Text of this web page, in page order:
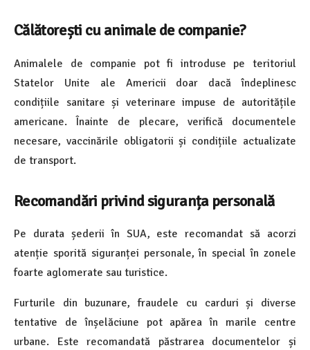
Călătorești cu animale de companie?
Animalele de companie pot fi introduse pe teritoriul
Statelor Unite ale Americii doar dacă îndeplinesc
condițiile sanitare și veterinare impuse de autoritățile
americane. Înainte de plecare, verifică documentele
necesare, vaccinările obligatorii și condițiile actualizate
de transport.
Recomandări privind siguranța personală
Pe durata șederii în SUA, este recomandat să acorzi
atenție sporită siguranței personale, în special în zonele
foarte aglomerate sau turistice.
Furturile din buzunare, fraudele cu carduri și diverse
tentative de înșelăciune pot apărea în marile centre
urbane. Este recomandată păstrarea documentelor și